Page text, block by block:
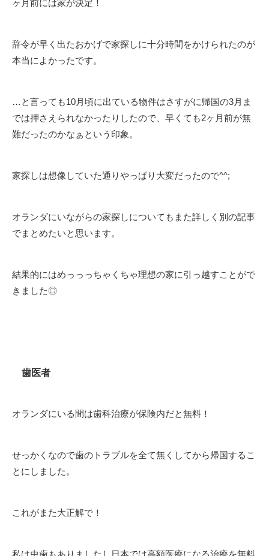
ヶ月前には家が決定！
辞令が早く出たおかげで家探しに十分時間をかけられたのが
本当によかったです。
…と言っても10月頃に出ている物件はさすがに帰国の3月ま
では押さえられなかったりしたので、早くても2ヶ月前が無
難だったのかなぁという印象。
家探しは想像していた通りやっぱり大変だったので^^;
オランダにいながらの家探しについてもまた詳しく別の記事
でまとめたいと思います。
結果的にはめっっっちゃくちゃ理想の家に引っ越すことがで
きました◎
歯医者
オランダにいる間は歯科治療が保険内だと無料！
せっかくなので歯のトラブルを全て無くしてから帰国するこ
とにしました。
これがまた大正解で！
私は虫歯もありましたし日本では高額医療になる治療を無料